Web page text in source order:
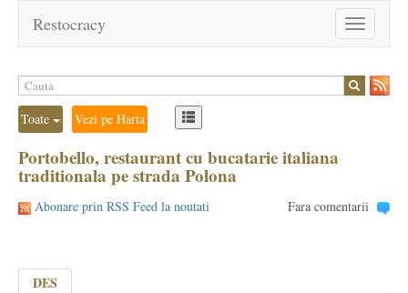
Toggle
navigation
Restocracy
Toate Vezi pe Harta
Portobello, restaurant cu bucatarie italiana
traditionala pe strada Polona
Abonare prin RSS Feed la noutati Fara comentarii
DES